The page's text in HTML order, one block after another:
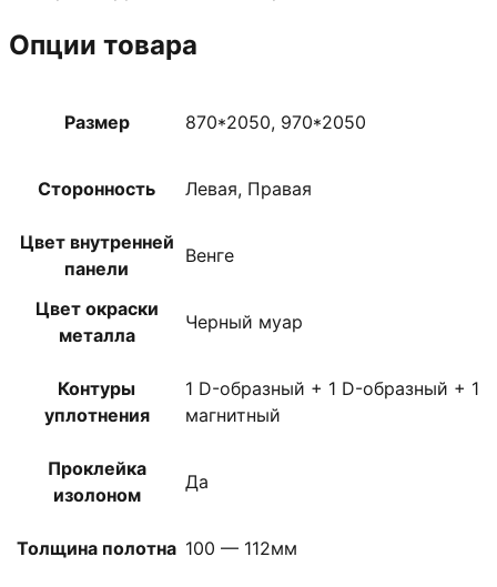
Опции товара
Размер 870*2050, 970*2050
Сторонность Левая, Правая
Цвет внутренней
панели
Венге
Цвет окраски
металла
Черный муар
Контуры
уплотнения
1 D-образный + 1 D-образный + 1
магнитный
Проклейка
изолоном
Да
Толщина полотна 100 — 112мм